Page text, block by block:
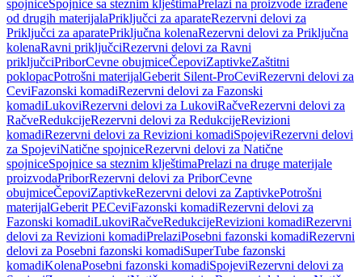
spojniceSpojnice sa steznim klještimaPrelazi na proizvode izrađene
od drugih materijalaPriključci za aparateRezervni delovi za
Priključci za aparatePriključna kolenaRezervni delovi za Priključna
kolenaRavni priključciRezervni delovi za Ravni
priključciPriborCevne obujmiceČepoviZaptivkeZaštitni
poklopacPotrošni materijalGeberit Silent-ProCeviRezervni delovi za
CeviFazonski komadiRezervni delovi za Fazonski
komadiLukoviRezervni delovi za LukoviRačveRezervni delovi za
RačveRedukcijeRezervni delovi za RedukcijeRevizioni
komadiRezervni delovi za Revizioni komadiSpojeviRezervni delovi
za SpojeviNatične spojniceRezervni delovi za Natične
spojniceSpojnice sa steznim klještimaPrelazi na druge materijale
proizvodaPriborRezervni delovi za PriborCevne
obujmiceČepoviZaptivkeRezervni delovi za ZaptivkePotrošni
materijalGeberit PECeviFazonski komadiRezervni delovi za
Fazonski komadiLukoviRačveRedukcijeRevizioni komadiRezervni
delovi za Revizioni komadiPrelaziPosebni fazonski komadiRezervni
delovi za Posebni fazonski komadiSuperTube fazonski
komadiKolenaPosebni fazonski komadiSpojeviRezervni delovi za